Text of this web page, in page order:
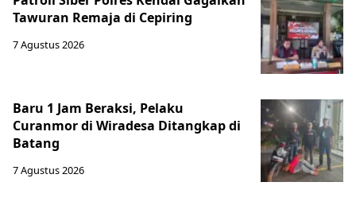
Tawuran Remaja di Cepiring
7 Agustus 2026
Baru 1 Jam Beraksi, Pelaku
Curanmor di Wiradesa Ditangkap di
Batang
7 Agustus 2026